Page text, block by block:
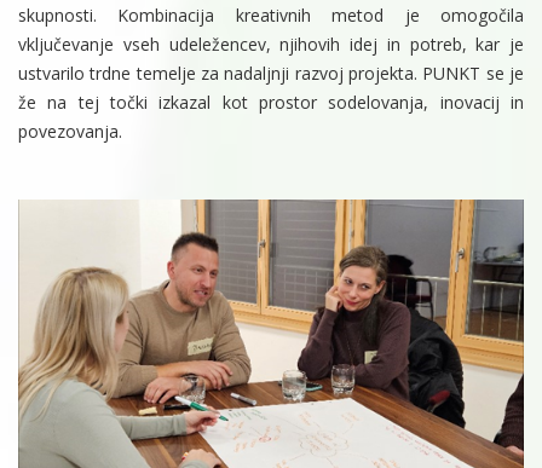
skupnosti. Kombinacija kreativnih metod je omogočila
vključevanje vseh udeležencev, njihovih idej in potreb, kar je
ustvarilo trdne temelje za nadaljnji razvoj projekta. PUNKT se je
že na tej točki izkazal kot prostor sodelovanja, inovacij in
povezovanja.